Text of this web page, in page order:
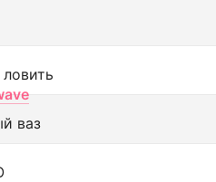
ваз